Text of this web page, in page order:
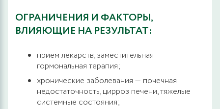
ОГРАНИЧЕНИЯ И ФАКТОРЫ,
ВЛИЯЮЩИЕ НА РЕЗУЛЬТАТ:
прием лекарств, заместительная
гормональная терапия;
хронические заболевания — почечная
недостаточность, цирроз печени, тяжелые
системные состояния;